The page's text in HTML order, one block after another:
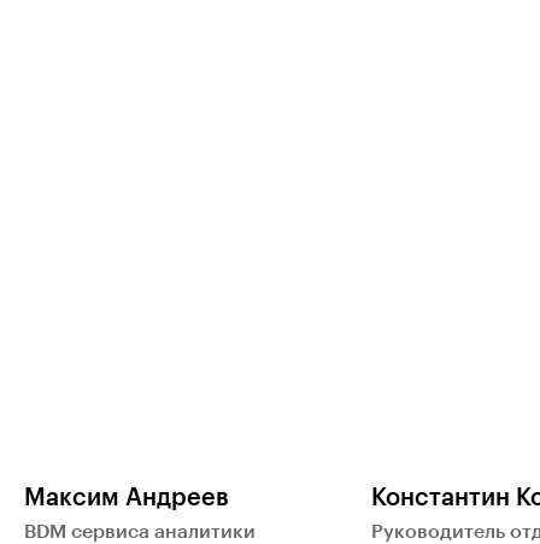
Максим Андреев
BDM сервиса аналитики
Константин
Руководитель